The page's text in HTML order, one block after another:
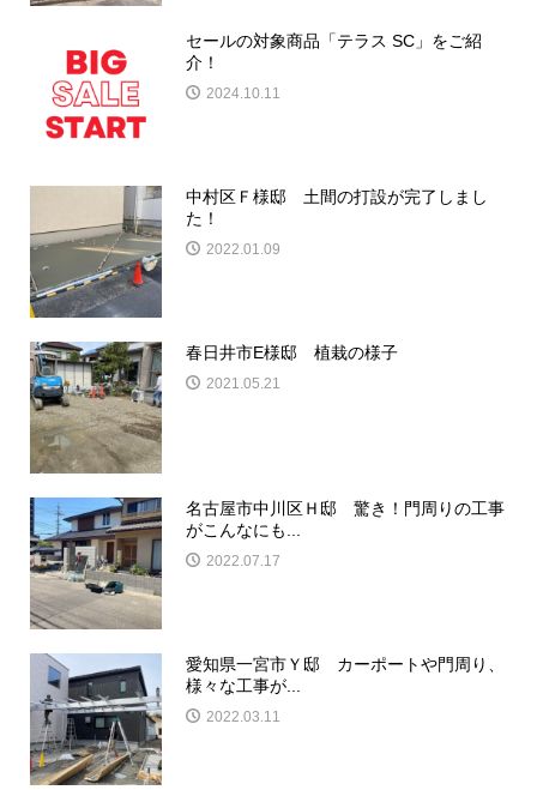
セールの対象商品「テラス SC」をご紹
介！
2024.10.11
中村区Ｆ様邸 土間の打設が完了しまし
た！
2022.01.09
春日井市E様邸 植栽の様子
2021.05.21
名古屋市中川区Ｈ邸 驚き！門周りの工事
がこんなにも...
2022.07.17
愛知県一宮市Ｙ邸 カーポートや門周り、
様々な工事が...
2022.03.11